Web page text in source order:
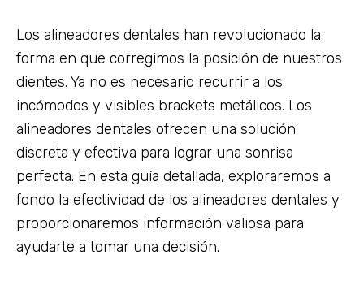
Los alineadores dentales han revolucionado la
forma en que corregimos la posición de nuestros
dientes. Ya no es necesario recurrir a los
incómodos y visibles brackets metálicos. Los
alineadores dentales ofrecen una solución
discreta y efectiva para lograr una sonrisa
perfecta. En esta guía detallada, exploraremos a
fondo la efectividad de los alineadores dentales y
proporcionaremos información valiosa para
ayudarte a tomar una decisión.